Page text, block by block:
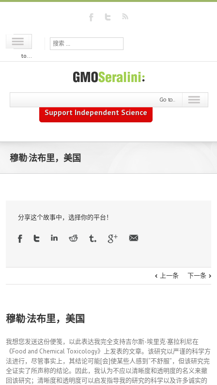
Go
to...
Support Independent Science
Go to...
穆勒·法布里，美国
分享这个故事中，选择你的平台！
上一条 下一条
穆勒·法布里，美国
我想您发送这份便笺，以此表达我完全支持吉尔斯-埃里克·塞拉利尼在
《Food and Chemical Toxicology》上发表的文章。该研究以严谨的科学方
法进行，尽管事实上，其结论可能[会]使某些人感到“不舒服”，但该研究完
全证实了所声称的结论。因此，我认为不应以清晰度和透明度的名义来撤
回该研究；清晰度和透明度可以启发指导我的研究的科学以及许多诚实的